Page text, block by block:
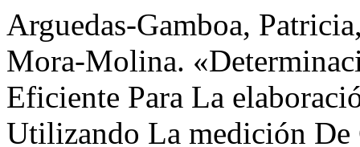
Arguedas-Gamboa,
Mora-Molina.
Eficiente Para La
Utilizando La medición